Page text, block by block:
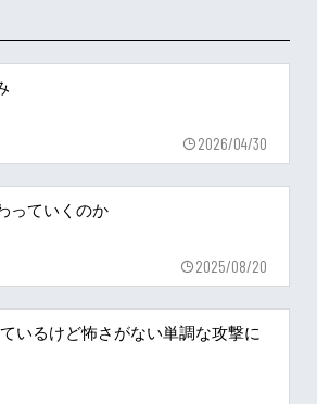
2026/04/30
っていくのか
2025/08/20
ているけど怖さがない単調な攻撃に